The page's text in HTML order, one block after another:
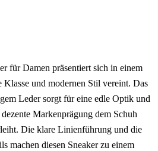
für Damen präsentiert sich in einem
Klasse und modernen Stil vereint. Das
Leder sorgt für eine edle Optik und
Markenprägung dem Schuh
Die klare Linienführung und die
machen diesen Sneaker zu einem